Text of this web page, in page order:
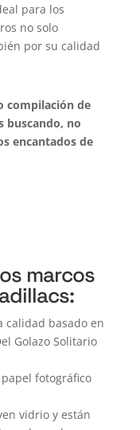
para los
no solo
por su calidad
compilación de
buscando, no
encantados de
marcos
calidad basado en
Golazo Solitario
fotográfico
vidrio y están